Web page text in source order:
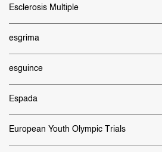
Esclerosis Multiple
esgrima
esguince
Espada
European Youth Olympic Trials